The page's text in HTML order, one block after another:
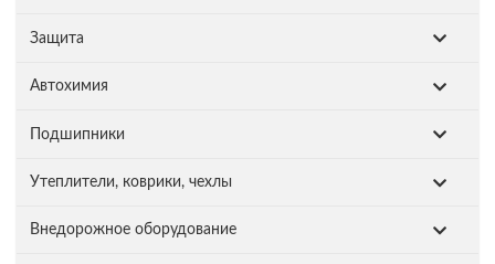
Защита
Автохимия
Подшипники
Утеплители, коврики, чехлы
Внедорожное оборудование